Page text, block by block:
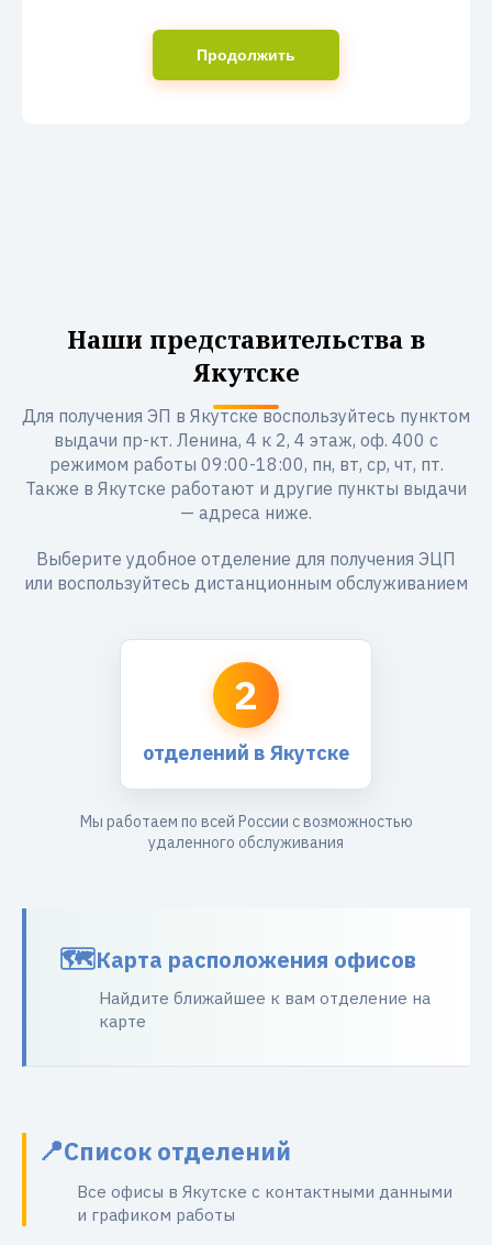
Продолжить
Наши представительства в
Якутске
Для получения ЭП в Якутске воспользуйтесь пунктом
выдачи пр-кт. Ленина, 4 к 2, 4 этаж, оф. 400 с
режимом работы 09:00-18:00, пн, вт, ср, чт, пт.
Также в Якутске работают и другие пункты выдачи
— адреса ниже.
Выберите удобное отделение для получения ЭЦП
или воспользуйтесь дистанционным обслуживанием
2
отделений в Якутске
Мы работаем по всей России с возможностью
удаленного обслуживания
Карта расположения офисов
Найдите ближайшее к вам отделение на
карте
Список отделений
Все офисы в Якутске с контактными данными
и графиком работы